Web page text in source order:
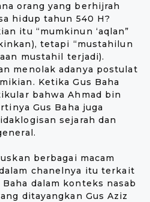
orang yang berhijrah
hidup tahun 540 H?
itu “mumkinun ‘aqlan”
tetapi “mustahilun
mustahil terjadi).
menolak adanya postulat
Ketika Gus Baha
bahwa Ahmad bin
Gus Baha juga
sejarah dan
berbagai macam
chanelnya itu terkait
dalam konteks nasab
ditayangkan Gus Aziz